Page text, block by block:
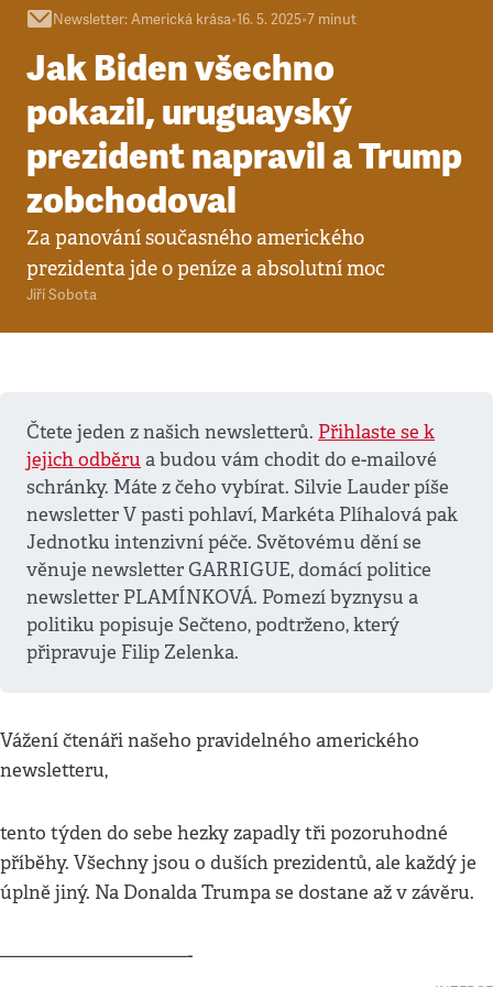
Newsletter:Americká krása•16. 5. 2025•7 minut
Jak Biden všechno
pokazil, uruguayský
prezident napravil a Trump
zobchodoval
Za panování současného amerického
prezidenta jde o peníze a absolutní moc
Jiří Sobota
Čtete jeden z našich newsletterů. Přihlaste se k
jejich odběru a budou vám chodit do e-mailové
schránky. Máte z čeho vybírat. Silvie Lauder píše
newsletter V pasti pohlaví, Markéta Plíhalová pak
Jednotku intenzivní péče. Světovému dění se
věnuje newsletter GARRIGUE, domácí politice
newsletter PLAMÍNKOVÁ. Pomezí byznysu a
politiku popisuje Sečteno, podtrženo, který
připravuje Filip Zelenka.
Vážení čtenáři našeho pravidelného amerického
newsletteru,
tento týden do sebe hezky zapadly tři pozoruhodné
příběhy. Všechny jsou o duších prezidentů, ale každý je
úplně jiný. Na Donalda Trumpa se dostane až v závěru.
——————————-